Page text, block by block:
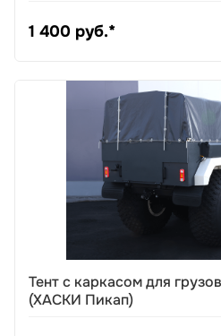
1 400 руб.*
Тент с каркасом для
(ХАСКИ Пикап)